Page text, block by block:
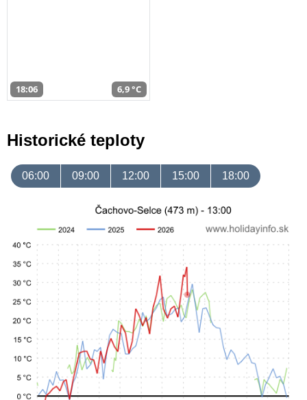
18:06 6,9 °C
Historické teploty
06:00 09:00 12:00 15:00 18:00